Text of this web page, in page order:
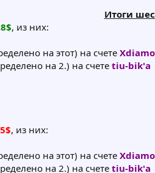
Итоги
, из них:
на этот) на счете
на 2.) на счетеtiu-bik'а
, из них:
на этот) на счете
на 2.) на счетеtiu-bik'а